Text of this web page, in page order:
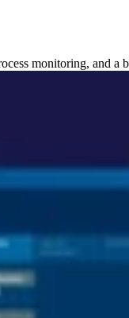
monitoring, and a